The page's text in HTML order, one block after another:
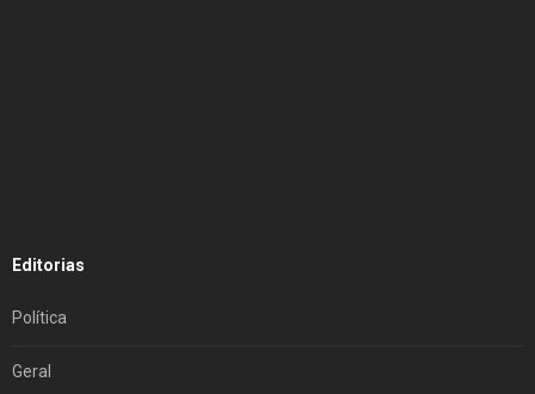
Editorias
Política
Geral